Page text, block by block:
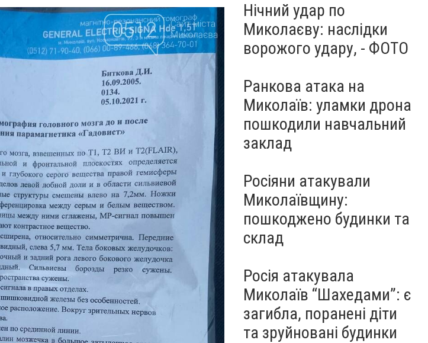
Нічний удар по
Миколаєву: наслідки
ворожого удару, - ФОТО
Ранкова атака на
Миколаїв: уламки дрона
пошкодили навчальний
заклад
Росіяни атакували
Миколаївщину:
пошкоджено будинки та
склад
Росія атакувала
Миколаїв “Шахедами”: є
загибла, поранені діти
та зруйновані будинки